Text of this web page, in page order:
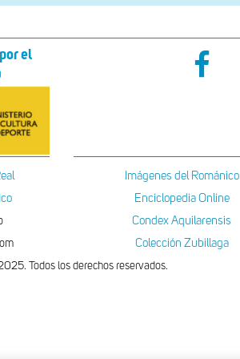
el
Imágenes del Románico
Enciclopedia Online
Condex Aquilarensis
Colección Zubillaga
Todos los derechos reservados.